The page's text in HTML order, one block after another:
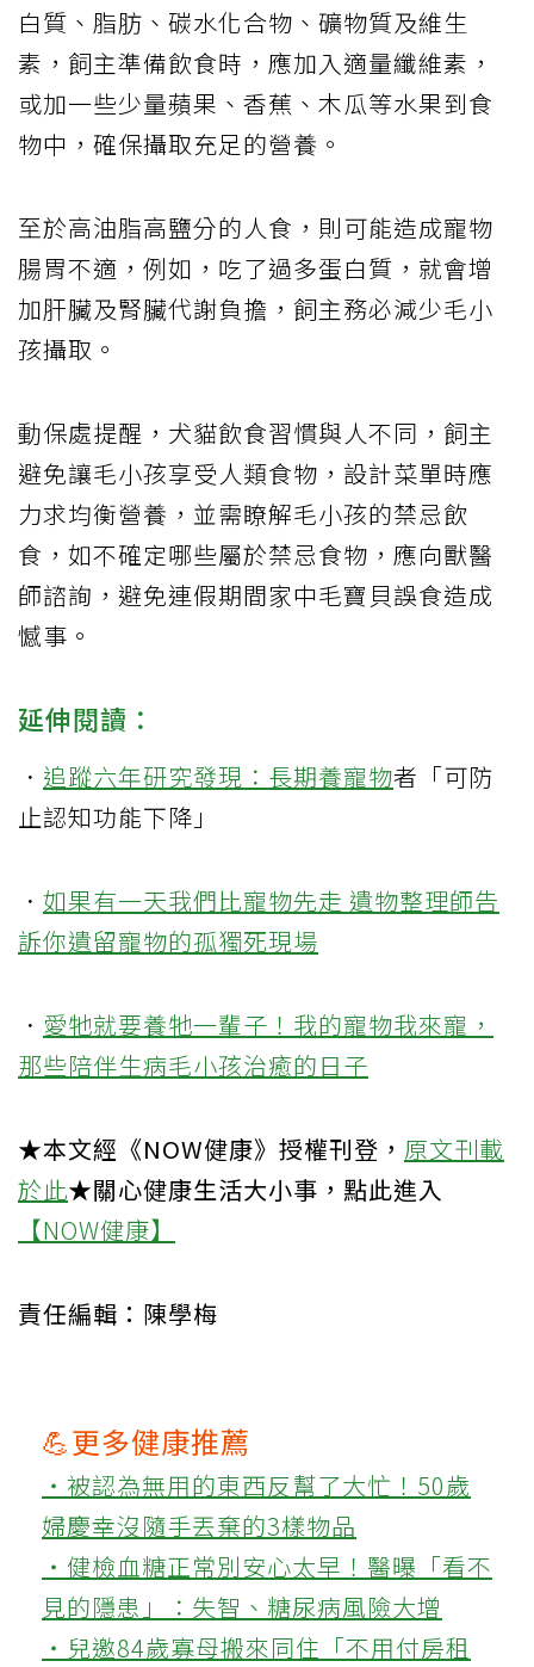
白質、脂肪、碳水化合物、礦物質及維生
素，飼主準備飲食時，應加入適量纖維素，
或加一些少量蘋果、香蕉、木瓜等水果到食
物中，確保攝取充足的營養。
至於高油脂高鹽分的人食，則可能造成寵物
腸胃不適，例如，吃了過多蛋白質，就會增
加肝臟及腎臟代謝負擔，飼主務必減少毛小
孩攝取。
動保處提醒，犬貓飲食習慣與人不同，飼主
避免讓毛小孩享受人類食物，設計菜單時應
力求均衡營養，並需瞭解毛小孩的禁忌飲
食，如不確定哪些屬於禁忌食物，應向獸醫
師諮詢，避免連假期間家中毛寶貝誤食造成
憾事。
延伸閱讀：
． 追蹤六年研究發現：長期養寵物者「可防
止認知功能下降」
． 如果有一天我們比寵物先走 遺物整理師告
訴你遺留寵物的孤獨死現場
． 愛牠就要養牠一輩子！我的寵物我來寵，
那些陪伴生病毛小孩治癒的日子
★本文經《NOW健康》授權刊登， 原文刊載
於此★關心健康生活大小事，點此進入
【NOW健康】
責任編輯：陳學梅
💪更多健康推薦
‧被認為無用的東西反幫了大忙！50歲
婦慶幸沒隨手丟棄的3樣物品
‧健檢血糖正常別安心太早！醫曝「看不
見的隱患」：失智、糖尿病風險大增
‧兒邀84歲寡母搬來同住「不用付房租